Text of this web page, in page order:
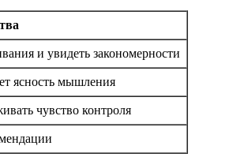
и увидеть закономерности
ясность мышления
чувство контроля